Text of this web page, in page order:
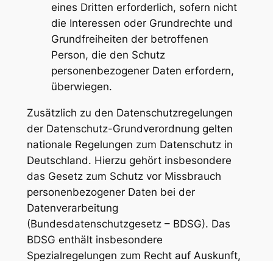
eines Dritten erforderlich, sofern nicht
die Interessen oder Grundrechte und
Grundfreiheiten der betroffenen
Person, die den Schutz
personenbezogener Daten erfordern,
überwiegen.
Zusätzlich zu den Datenschutzregelungen
der Datenschutz-Grundverordnung gelten
nationale Regelungen zum Datenschutz in
Deutschland. Hierzu gehört insbesondere
das Gesetz zum Schutz vor Missbrauch
personenbezogener Daten bei der
Datenverarbeitung
(Bundesdatenschutzgesetz – BDSG). Das
BDSG enthält insbesondere
Spezialregelungen zum Recht auf Auskunft,